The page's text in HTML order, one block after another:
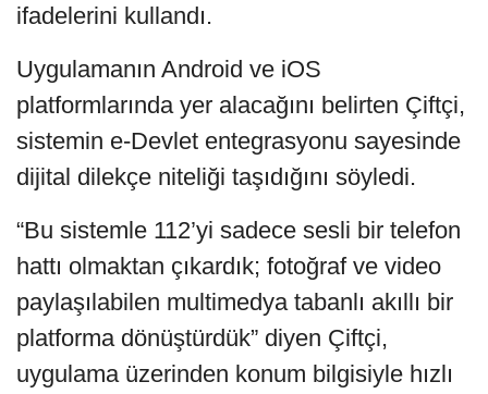
ifadelerini kullandı.
Uygulamanın Android ve iOS
platformlarında yer alacağını belirten Çiftçi,
sistemin e-Devlet entegrasyonu sayesinde
dijital dilekçe niteliği taşıdığını söyledi.
“Bu sistemle 112’yi sadece sesli bir telefon
hattı olmaktan çıkardık; fotoğraf ve video
paylaşılabilen multimedya tabanlı akıllı bir
platforma dönüştürdük” diyen Çiftçi,
uygulama üzerinden konum bilgisiyle hızlı